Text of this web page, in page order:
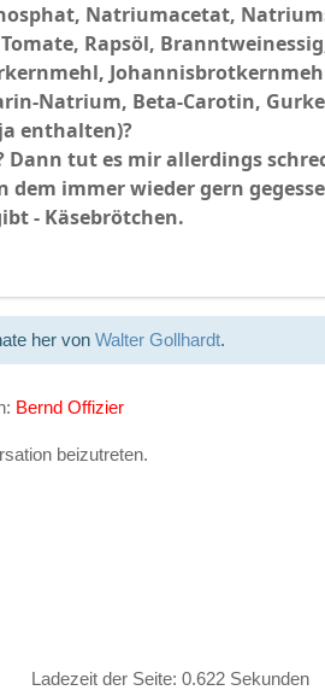
Natriumacetat,
Rapsöl,
Natrium, Beta-Carotin,
enthalten)?
Dann tut es mir allerdings
dem immer wieder gern
- Käsebrötchen.
her vonWalter Gollhardt.
Bernd Offizier
beizutreten.
Ladezeit der Seite: 0.622 Sekunden